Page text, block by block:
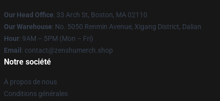
Our Head Office: 33 Arch St, Boston, MA 02110
Our Warehouse: No. 5050 Renmin Avenue, Xigang District, Dalian
Hour: 9AM – 5PM (Mon – Fri)
Email : contact@zenshumerch.shop
Notre société
À propos de nous
Conditions générales